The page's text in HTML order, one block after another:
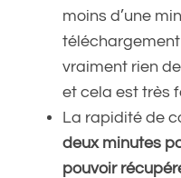
moins d’une
téléchargement
vraiment rien
et cela est très
La rapidité de
deux minutes
pouvoir